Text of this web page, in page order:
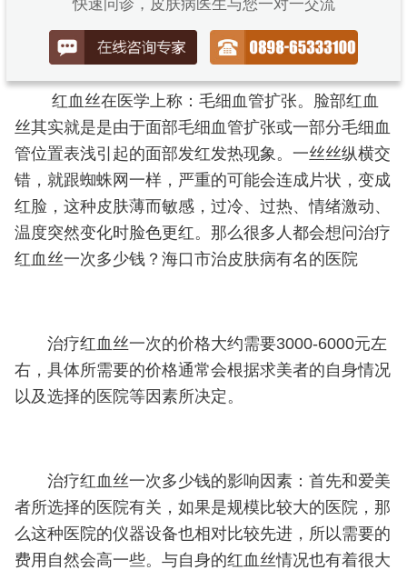
快速问诊，皮肤病医生与您一对一交流
红血丝在医学上称：毛细血管扩张。脸部红血
丝其实就是是由于面部毛细血管扩张或一部分毛细血
管位置表浅引起的面部发红发热现象。一丝丝纵横交
错，就跟蜘蛛网一样，严重的可能会连成片状，变成
红脸，这种皮肤薄而敏感，过冷、过热、情绪激动、
温度突然变化时脸色更红。那么很多人都会想问治疗
红血丝一次多少钱？海口市治皮肤病有名的医院
治疗红血丝一次的价格大约需要3000-6000元左
右，具体所需要的价格通常会根据求美者的自身情况
以及选择的医院等因素所决定。
治疗红血丝一次多少钱的影响因素：首先和爱美
者所选择的医院有关，如果是规模比较大的医院，那
么这种医院的仪器设备也相对比较先进，所以需要的
费用自然会高一些。与自身的红血丝情况也有着很大